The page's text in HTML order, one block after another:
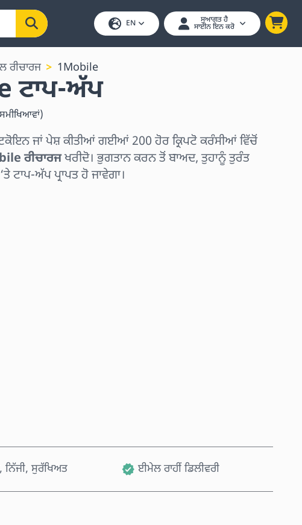
EN ਸੁਆਗਤ ਹੈ
ਸਾਈਨ ਇਨ ਕਰੋ
ਰੀਚਾਰਜ 1Mobile
ਟਾਪ-ਅੱਪ
ਸਮੀਖਿਆਵਾਂ)
ਜਾਂ ਪੇਸ਼ ਕੀਤੀਆਂ ਗਈਆਂ 200 ਹੋਰ ਕ੍ਰਿਪਟੋ ਕਰੰਸੀਆਂ ਵਿੱਚੋਂ
ਰੀਚਾਰਜਖਰੀਦੋ। ਭੁਗਤਾਨ ਕਰਨ ਤੋਂ ਬਾਅਦ, ਤੁਹਾਨੂੰ ਤੁਰੰਤ
ਟਾਪ-ਅੱਪ ਪ੍ਰਾਪਤ ਹੋ ਜਾਵੇਗਾ।
ਨਿੱਜੀ, ਸੁਰੱਖਿਅਤ ਈਮੇਲ ਰਾਹੀਂ ਡਿਲੀਵਰੀ